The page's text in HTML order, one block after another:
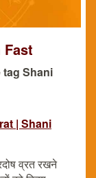
Fast
Shani
| Shani
व्रत रखने